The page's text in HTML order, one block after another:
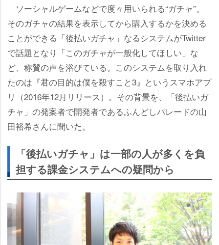
ソーシャルゲームなどで度々用いられる“ガチャ”。
そのガチャの結果を表示してから購入するかを決める
ことができる「後払いガチャ」なるシステムがTwitter
で話題となり「このガチャが一般化してほしい」な
ど、称賛の声を浴びている。このシステムを取り入れ
たのは『君の目的は僕を殺すこと3』というスマホアプ
リ（2016年12月リリース）。その背景を、「後払いガ
チャ」の発案者で開発者であるふんどしパレードの山
田裕希さんに聞いた。
「後払いガチャ」は一部の人が多くを負
担する課金システムへの疑問から